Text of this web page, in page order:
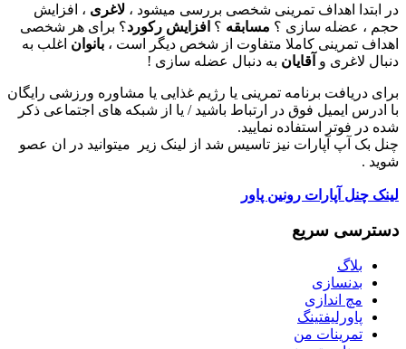
در ابتدا اهداف تمرینی شخصی بررسی میشود ، لاغری ، افزایش
حجم ، عضله سازی ؟ مسابقه ؟ افزایش رکورد؟ برای هر شخصی
اهداف تمرینی کاملا متفاوت از شخص دیگر است ، بانوان اغلب به
دنبال لاغری و آقایان به دنبال عضله سازی !
برای دریافت برنامه تمرینی یا رژیم غذایی یا مشاوره ورزشی رایگان
با ادرس ایمیل فوق در ارتباط باشید / یا از شبکه های اجتماعی ذکر
شده در فوتر استفاده نمایید.
چنل بک آپ آپارات نیز تاسیس شد از لینک زیر میتوانید در ان عصو
شوید .
لینک چنل آپارات رونین پاور
دسترسی سریع
بلاگ
بدنسازی
مچ اندازی
پاورلیفتینگ
تمرینات من